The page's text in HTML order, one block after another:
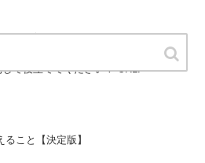
決定版】
、病気・健康・病院についてプロが説
して役立ててください！ URL:
こと【決定版】